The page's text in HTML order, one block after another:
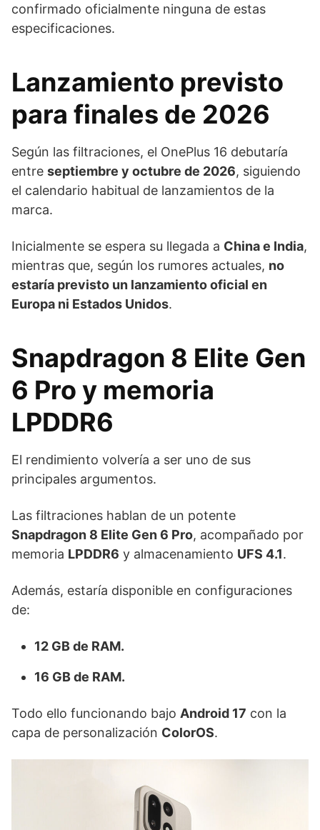
confirmado oficialmente ninguna de estas
especificaciones.
Lanzamiento previsto
para finales de 2026
Según las filtraciones, el OnePlus 16 debutaría
entre septiembre y octubre de 2026, siguiendo
el calendario habitual de lanzamientos de la
marca.
Inicialmente se espera su llegada a China e India,
mientras que, según los rumores actuales, no
estaría previsto un lanzamiento oficial en
Europa ni Estados Unidos.
Snapdragon 8 Elite Gen
6 Pro y memoria
LPDDR6
El rendimiento volvería a ser uno de sus
principales argumentos.
Las filtraciones hablan de un potente
Snapdragon 8 Elite Gen 6 Pro, acompañado por
memoria LPDDR6 y almacenamiento UFS 4.1.
Además, estaría disponible en configuraciones
de:
12 GB de RAM.
16 GB de RAM.
Todo ello funcionando bajo Android 17 con la
capa de personalización ColorOS.